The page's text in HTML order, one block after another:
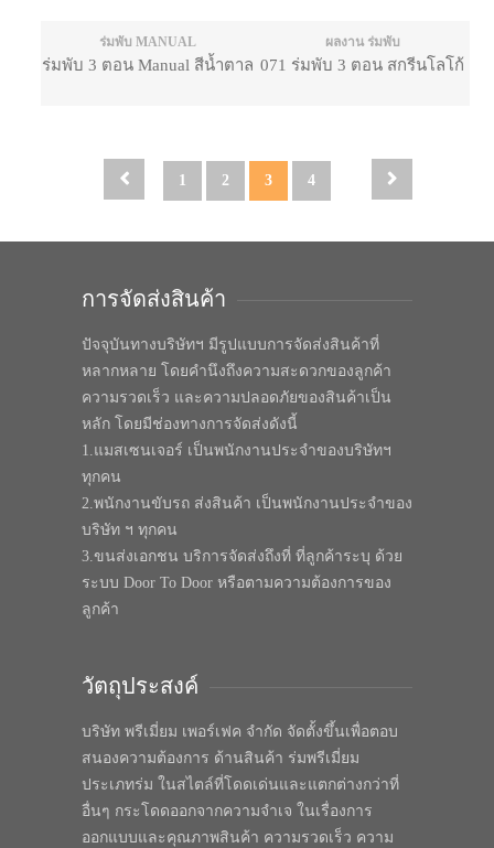
ร่มพับ MANUAL
ร่มพับ 3 ตอน Manual สีน้ำตาล
ผลงาน ร่มพับ
071 ร่มพับ 3 ตอน สกรีนโลโก้
1 2 3 4
การจัดส่งสินค้า
ปัจจุบันทางบริษัทฯ มีรูปแบบการจัดส่งสินค้าที่
หลากหลาย โดยคำนึงถึงความสะดวกของลูกค้า
ความรวดเร็ว และความปลอดภัยของสินค้าเป็น
หลัก โดยมีช่องทางการจัดส่งดังนี้
1.แมสเซนเจอร์ เป็นพนักงานประจำของบริษัทฯ
ทุกคน
2.พนักงานขับรถ ส่งสินค้า เป็นพนักงานประจำของ
บริษัท ฯ ทุกคน
3.ขนส่งเอกชน บริการจัดส่งถึงที่ ที่ลูกค้าระบุ ด้วย
ระบบ Door To Door หรือตามความต้องการของ
ลูกค้า
วัตถุประสงค์
บริษัท พรีเมี่ยม เพอร์เฟค จำกัด จัดตั้งขึ้นเพื่อตอบ
สนองความต้องการ ด้านสินค้า ร่มพรีเมี่ยม
ประเภทร่ม ในสไตล์ที่โดดเด่นและแตกต่างกว่าที่
อื่นๆ กระโดดออกจากความจำเจ ในเรื่องการ
ออกแบบและคุณภาพสินค้า ความรวดเร็ว ความ